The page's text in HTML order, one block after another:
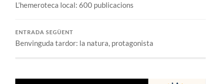
L’hemeroteca local: 600 publicacions
ENTRADA SEGÜENT
Benvinguda tardor: la natura, protagonista